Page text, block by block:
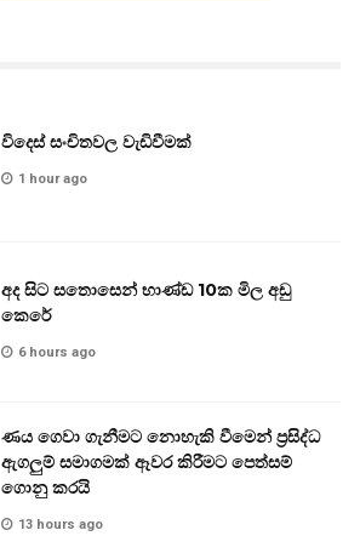
විදෙස් සංචිතවල වැඩිවීමක්
1 hour ago
අද සිට සතොසෙන් භාණ්ඩ 10ක මිල අඩු
කෙරේ
6 hours ago
ණය ගෙවා ගැනීමට නොහැකි වීමෙන් ප්‍රසිද්ධ
ඇගලුම් සමාගමක් ඈවර කිරීමට පෙත්සම්
ගොනු කරයි
13 hours ago